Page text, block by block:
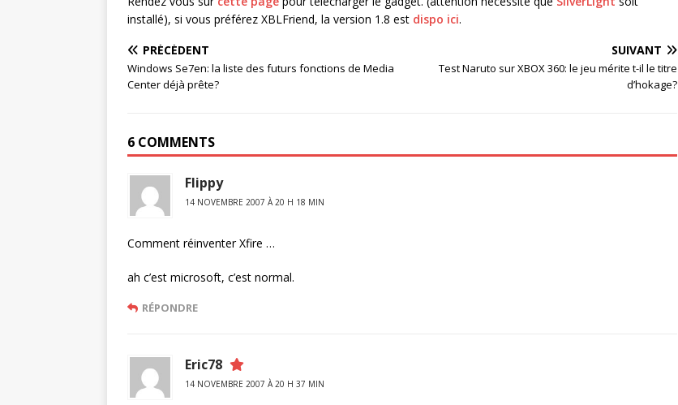
installé), si vous préférez XBLFriend, la version 1.8 est dispo ici.
PRÉCÉDENT
Windows Se7en: la liste des futurs fonctions de Media
Center déjà prête?
SUIVANT
Test Naruto sur XBOX 360: le jeu mérite t-il le titre
d’hokage?
6 COMMENTS
Flippy
14 NOVEMBRE 2007 À 20 H 18 MIN
Comment réinventer Xfire …
ah c’est microsoft, c’est normal.
RÉPONDRE
Eric78
14 NOVEMBRE 2007 À 20 H 37 MIN